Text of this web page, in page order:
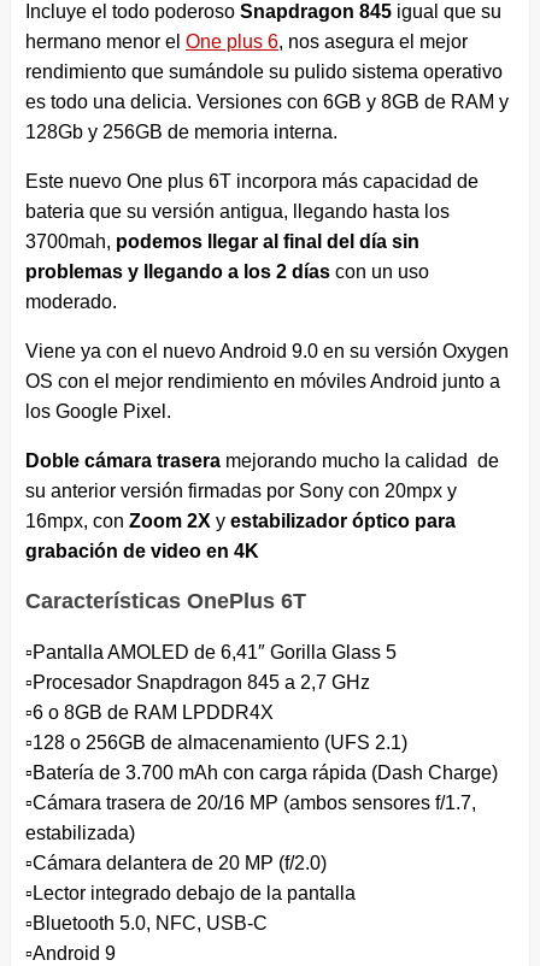
Incluye el todo poderoso Snapdragon 845igual que su
hermano menor el One plus 6, nos asegura el mejor
rendimiento que sumándole su pulido sistema operativo
es todo una delicia. Versiones con 6GB y 8GB de RAM y
128Gb y 256GB de memoria interna.
Este nuevo One plus 6T incorpora más capacidad de
bateria que su versión antigua, llegando hasta los
3700mah, podemos llegar al final del día sin
problemas y llegando a los 2 díascon un uso
moderado.
Viene ya con el nuevo Android 9.0 en su versión Oxygen
OS con el mejor rendimiento en móviles Android junto a
los Google Pixel.
Doble cámara traseramejorando mucho la calidad de
su anterior versión firmadas por Sony con 20mpx y
16mpx, con Zoom 2Xy estabilizador óptico para
grabación de video en 4K
Características OnePlus 6T
▫️Pantalla AMOLED de 6,41″ Gorilla Glass 5
▫️Procesador Snapdragon 845 a 2,7 GHz
▫️6 o 8GB de RAM LPDDR4X
▫️128 o 256GB de almacenamiento (UFS 2.1)
▫️Batería de 3.700 mAh con carga rápida (Dash Charge)
▫️Cámara trasera de 20/16 MP (ambos sensores f/1.7,
estabilizada)
▫️Cámara delantera de 20 MP (f/2.0)
▫️Lector integrado debajo de la pantalla
▫️Bluetooth 5.0, NFC, USB-C
▫️Android 9